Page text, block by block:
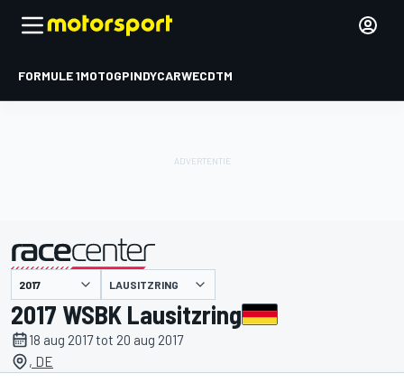
FORMULE 1MOTOGPINDYCARWECDTM
gepresenteerd door LAUSITZRING
2017 WSBK Lausitzring
18 aug 2017 tot 20 aug 2017
, DE